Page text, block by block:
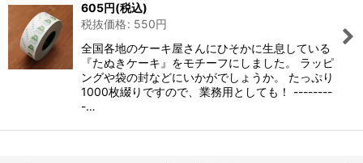
605円(税込)
税抜価格: 550円
全国各地のケーキ屋さんにひそかに生息している
『たぬきケーキ』をモチーフにしました。 ラッピ
ングや袋の封などにいかがでしょうか。 たっぷり
1000枚綴りですので、業務用としても！ --------
-…